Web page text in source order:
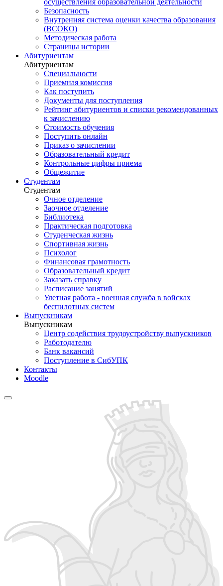
осуществления образовательной деятельности
Безопасность
Внутренняя система оценки качества образования
(ВСОКО)
Методическая работа
Страницы истории
Абитуриентам
Абитуриентам
Специальности
Приемная комиссия
Как поступить
Документы для поступления
Рейтинг абитуриентов и списки рекомендованных
к зачислению
Стоимость обучения
Поступить онлайн
Приказ о зачислении
Образовательный кредит
Контрольные цифры приема
Общежитие
Студентам
Студентам
Очное отделение
Заочное отделение
Библиотека
Практическая подготовка
Студенческая жизнь
Спортивная жизнь
Психолог
Финансовая грамотность
Образовательный кредит
Заказать справку
Расписание занятий
Улетная работа - военная служба в войсках
беспилотных систем
Выпускникам
Выпускникам
Центр содействия трудоустройству выпускников
Работодателю
Банк вакансий
Поступление в СибУПК
Контакты
Moodle